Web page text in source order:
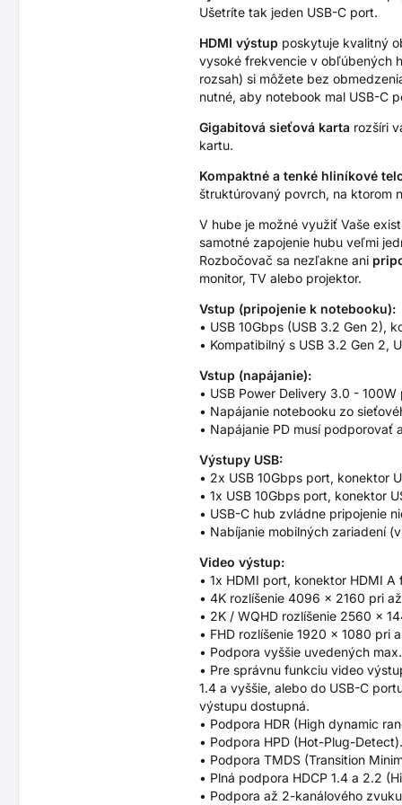
Ušetríte tak jeden USB-C port.
HDMI výstup poskytuje kvalitný
vysoké frekvencie v obľúbených
rozsah) si môžete bez
nutné, aby notebook mal USB-C
Gigabitová sieťová karta rozšíri
kartu.
Kompaktné a tenké hliníkové
štruktúrovaný povrch, na ktorom
V hube je možné využiť Vaše
samotné zapojenie hubu veľmi
Rozbočovač sa nezľakne ani
monitor, TV alebo projektor.
Vstup (pripojenie k notebooku):
• USB 10Gbps (USB 3.2 Gen 2),
• Kompatibilný s USB 3.2 Gen 2,
Vstup (napájanie):
• USB Power Delivery 3.0 -
• Napájanie notebooku zo
• Napájanie PD musí
Výstupy USB:
• 2x USB 10Gbps port, konektor
• 1x USB 10Gbps port, konektor
• USB-C hub zvládne pripojenie
• Nabíjanie mobilných zariadení
Video výstup:
• 1x HDMI port, konektor HDMI A
• 4K rozlíšenie 4096 x 2160 pri
• 2K / WQHD rozlíšenie 2560 x
• FHD rozlíšenie 1920 x 1080 pri
• Podpora vyššie uvedených
• Pre správnu funkciu video
1.4 a vyššie, alebo do USB-C
výstupu dostupná.
• Podpora HDR (High dynamic
• Podpora HPD (Hot-Plug-Detect).
• Podpora TMDS (Transition
• Plná podpora HDCP 1.4 a 2.2
• Podpora až 2-kanálového